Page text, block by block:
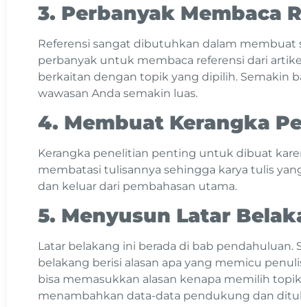
3. Perbanyak Membaca
Referensi sangat dibutuhkan dalam membuat
perbanyak untuk membaca referensi dari
berkaitan dengan topik yang dipilih. Semakin
wawasan Anda semakin luas.
4. Membuat Kerangka
Kerangka penelitian penting untuk dibuat
membatasi tulisannya sehingga karya tulis
dan keluar dari pembahasan utama.
5. Menyusun Latar
Latar belakang ini berada di bab pendahuluan.
belakang berisi alasan apa yang memicu
bisa memasukkan alasan kenapa memilih
menambahkan data-data pendukung dan